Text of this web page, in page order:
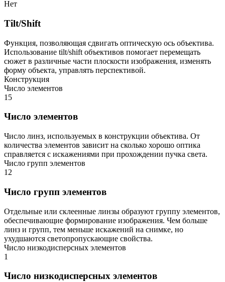
Нет
Tilt/Shift
Функция, позволяющая сдвигать оптическую ось объектива.
Использование tilt/shift объективов помогает перемещать
сюжет в различные части плоскости изображения, изменять
форму объекта, управлять перспективой.
Конструкция
Число элементов
15
Число элементов
Число линз, используемых в конструкции объектива. От
количества элементов зависит на сколько хорошо оптика
справляется с искажениями при прохождении пучка света.
Число групп элементов
12
Число групп элементов
Отдельные или склеенные линзы образуют группу элементов,
обеспечивающие формирование изображения. Чем больше
линз и групп, тем меньше искажений на снимке, но
ухудшаются светопропускающие свойства.
Число низкодисперсных элементов
1
Число низкодисперсных элементов